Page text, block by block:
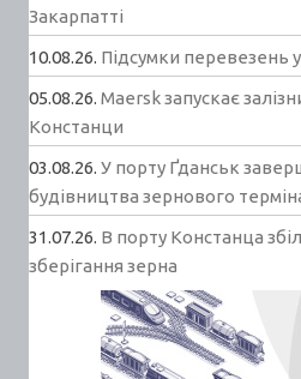
Закарпатті
10.08.26. Підсумки перевезень у
05.08.26. Maersk запускає
Констанци
03.08.26. У порту Ґданськ
будівництва зернового
31.07.26. В порту Констанца
зберігання зерна